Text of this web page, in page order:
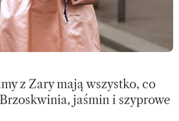
z Zary mają wszystko, co
jaśmin i szyprowe